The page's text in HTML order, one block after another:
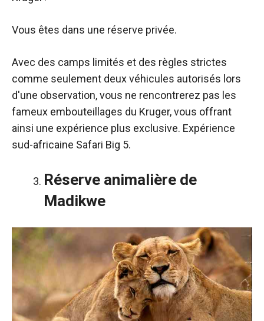
Vous êtes dans une réserve privée.
Avec des camps limités et des règles strictes
comme seulement deux véhicules autorisés lors
d'une observation, vous ne rencontrerez pas les
fameux embouteillages du Kruger, vous offrant
ainsi une expérience plus exclusive. Expérience
sud-africaine Safari Big 5.
Réserve animalière de
Madikwe